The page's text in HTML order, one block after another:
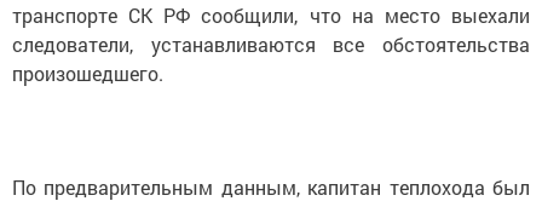
транспорте СК РФ сообщили, что на место выехали
следователи, устанавливаются все обстоятельства
произошедшего.
По предварительным данным, капитан теплохода был